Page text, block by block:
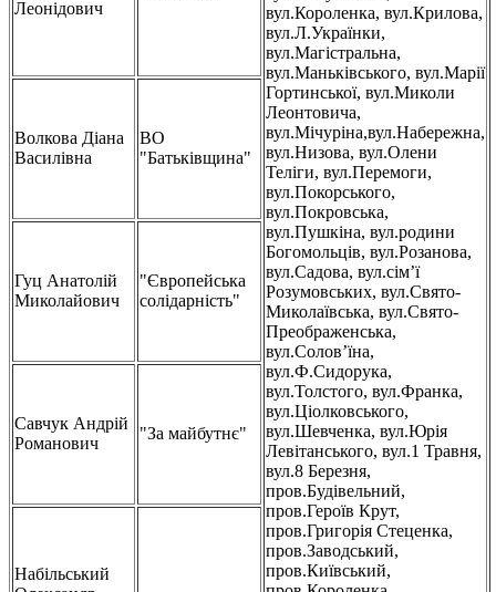
вул.Короленка, вул.Крилова,
вул.Л.Українки,
вул.Магістральна,
вул.Маньківського, вул.Марії
Гортинської, вул.Миколи
Леонтовича,
вул.Мічуріна,вул.Набережна,
вул.Низова, вул.Олени
Теліги, вул.Перемоги,
вул.Покорського,
вул.Покровська,
вул.Пушкіна, вул.родини
Богомольців, вул.Розанова,
вул.Садова, вул.сім’ї
Розумовських, вул.Свято-
Миколаївська, вул.Свято-
Преображенська,
вул.Солов’їна,
вул.Ф.Сидорука,
вул.Толстого, вул.Франка,
вул.Ціолковського,
вул.Шевченка, вул.Юрія
Левітанського, вул.1 Травня,
вул.8 Березня,
пров.Будівельний,
пров.Героїв Крут,
пров.Григорія Стеценка,
пров.Заводський,
пров.Київський,
Леонідович
Волкова Діана
Василівна
ВО
"Батьківщина"
Гуц Анатолій
Миколайович
"Європейська
солідарність"
Савчук Андрій
Романович
"За майбутнє"
Набільський